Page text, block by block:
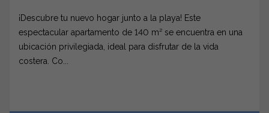
¡Descubre tu nuevo hogar junto a la playa! Este
espectacular apartamento de 140 m² se encuentra en una
ubicación privilegiada, ideal para disfrutar de la vida
costera. Co...